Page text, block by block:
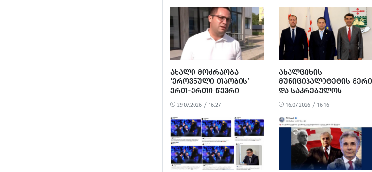
ᲐᲮᲐᲚᲘ ᲛᲝᲫᲠᲐᲝᲑᲐ
‘ᲔᲠᲝᲕᲜᲣᲚᲘ ᲗᲐᲝᲑᲘᲡ’
ᲔᲠᲗ-ᲔᲠᲗᲘ ᲬᲔᲕᲠᲘ
ᲗᲑᲘᲚᲘᲡᲘᲡ ᲛᲔᲠᲘᲘᲡ
ᲗᲐᲜᲐᲛᲨᲠᲝᲛᲔᲚᲘᲐ
29.07.2026 / 16:27
ᲐᲮᲐᲚᲪᲘᲮᲘᲡ
ᲛᲣᲜᲘᲪᲘᲞᲐᲚᲘᲢᲔᲢᲘᲡ ᲛᲔᲠᲘ
ᲓᲐ ᲡᲐᲙᲠᲔᲑᲣᲚᲝᲡ
ᲗᲐᲕᲛᲯᲓᲝᲛᲐᲠᲔ
ᲗᲣᲠᲥᲔᲗᲘᲡ
ᲠᲔᲡᲞᲣᲑᲚᲘᲙᲘᲡ ᲔᲚᲩᲡ
ᲨᲔᲮᲕᲓᲜᲔᲜ
16.07.2026 / 16:16